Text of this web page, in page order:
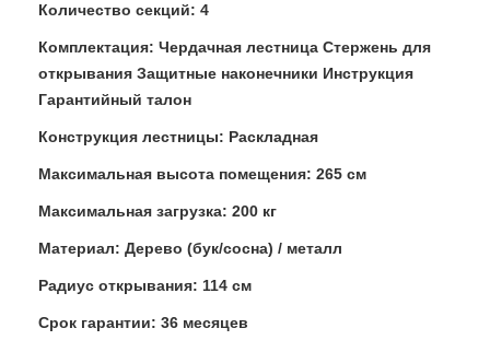
Количество секций: 4
Комплектация: Чердачная лестница Стержень для
открывания Защитные наконечники Инструкция
Гарантийный талон
Конструкция лестницы: Раскладная
Максимальная высота помещения: 265 см
Максимальная загрузка: 200 кг
Материал: Дерево (бук/сосна) / металл
Радиус открывания: 114 см
Срок гарантии: 36 месяцев